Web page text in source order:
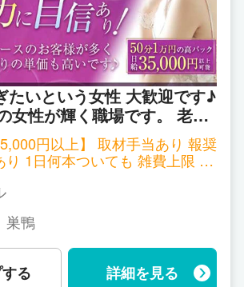
いう女性 大歓迎です♪
性が輝く職場です。 老舗
数に 驚
至です♪
以上】 取材手当あり 報奨
上限 1,
巣鴨
る 詳細を見る